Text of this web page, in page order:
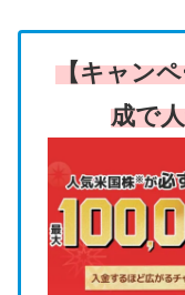
【キャン
成で